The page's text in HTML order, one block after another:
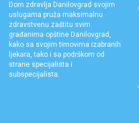
Dom zdravlja Danilovgrad svojim
uslugama pruža maksimalnu
zdravstvenu zaštitu svim
građanima opštine Danilovgrad,
kako sa svojim timovima izabranih
ljekara, tako i sa podrškom od
strane specijalista i
subspecijalista.